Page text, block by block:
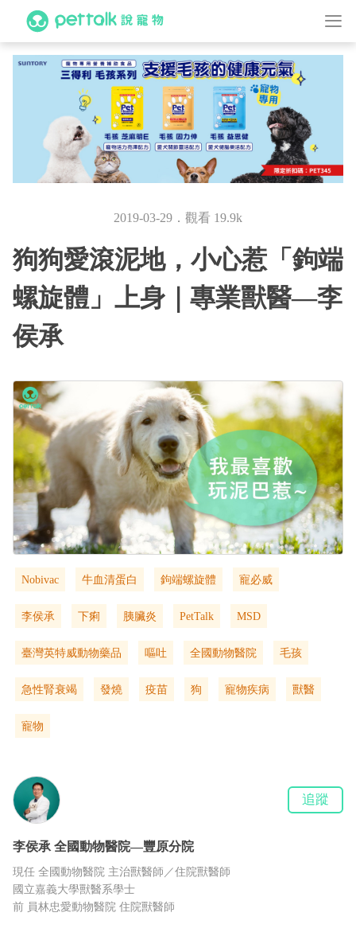
2019-03-29．觀看 19.9k
狗狗愛滾泥地，小心惹「鉤端
螺旋體」上身｜專業獸醫—李
侯承
Nobivac 牛血清蛋白 鉤端螺旋體 寵必威
李侯承 下痢 胰臟炎 PetTalk MSD
臺灣英特威動物藥品 嘔吐 全國動物醫院 毛孩
急性腎衰竭 發燒 疫苗 狗 寵物疾病 獸醫
寵物
李侯承 全國動物醫院—豐原分院
現任 全國動物醫院 主治獸醫師／住院獸醫師
國立嘉義大學獸醫系學士
前 員林忠愛動物醫院 住院獸醫師
追蹤